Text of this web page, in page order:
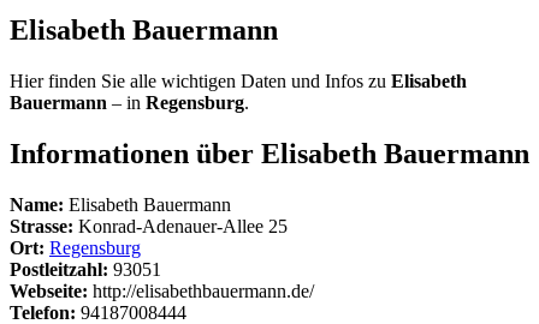
Elisabeth Bauermann
Hier finden Sie alle wichtigen Daten und Infos zu Elisabeth
Bauermann – in Regensburg.
Informationen über Elisabeth Bauermann
Name: Elisabeth Bauermann
Strasse: Konrad-Adenauer-Allee 25
Ort: Regensburg
Postleitzahl: 93051
Webseite: http://elisabethbauermann.de/
Telefon: 94187008444